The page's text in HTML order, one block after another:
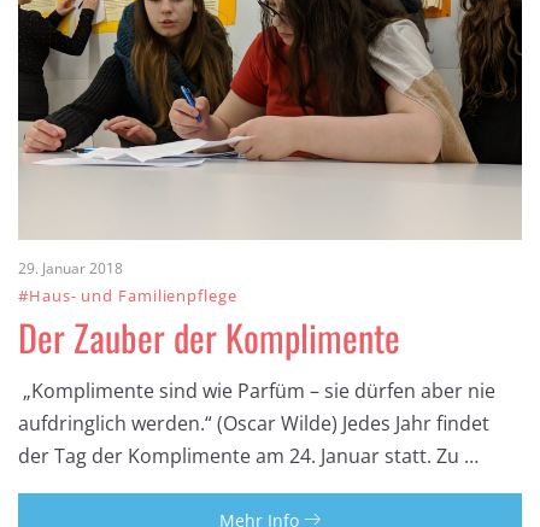
29. Januar 2018
#Haus- und Familienpflege
Der Zauber der Komplimente
„Komplimente sind wie Parfüm – sie dürfen aber nie
aufdringlich werden.“ (Oscar Wilde) Jedes Jahr findet
der Tag der Komplimente am 24. Januar statt. Zu …
Mehr Info